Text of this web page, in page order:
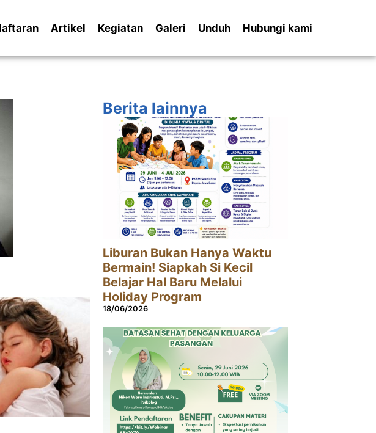
Artikel Kegiatan Galeri Unduh Hubungi kami
Berita lainnya
Liburan Bukan Hanya Waktu
Bermain! Siapkah Si Kecil
Belajar Hal Baru Melalui
Holiday Program
18/06/2026